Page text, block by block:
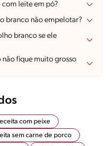
com leite em pó?
branco não empelotar?
branco se ele
fique muito grosso
com peixe
sem carne de porco